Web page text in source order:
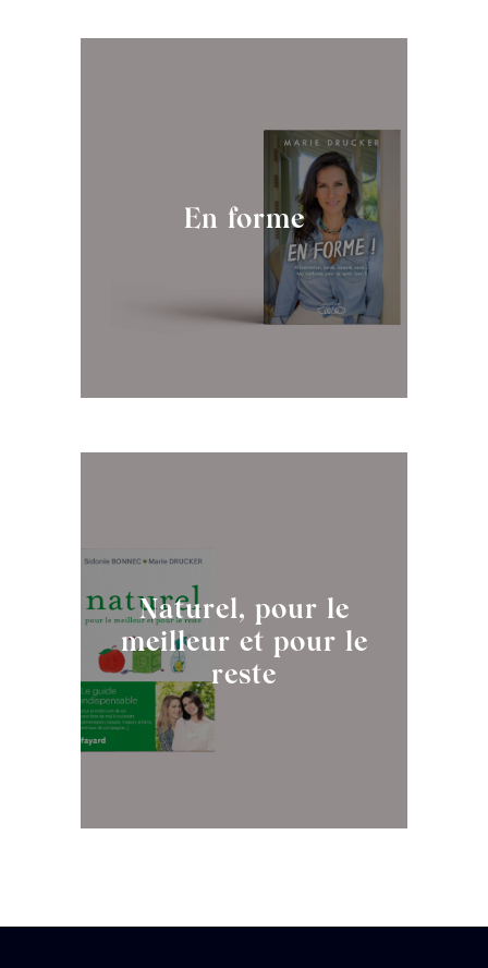
En forme
Naturel, pour le
meilleur et pour le
reste